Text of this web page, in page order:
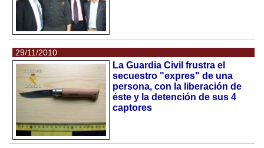
29/11/2010
La Guardia Civil frustra el
secuestro "expres" de una
persona, con la liberación de
éste y la detención de sus 4
captores